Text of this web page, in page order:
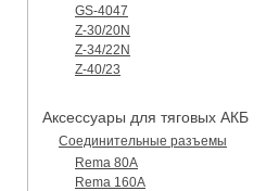
GS-4047
Z-30/20N
Z-34/22N
Z-40/23
Аксессуары для тяговых АКБ
Соединительные разъемы
Rema 80A
Rema 160A